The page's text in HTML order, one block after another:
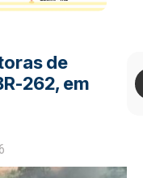
de
262, em